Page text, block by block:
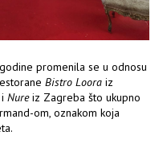
promenila se u odnosu
Bistro Loora iz
iNureiz Zagreba što ukupno
om, oznakom koja